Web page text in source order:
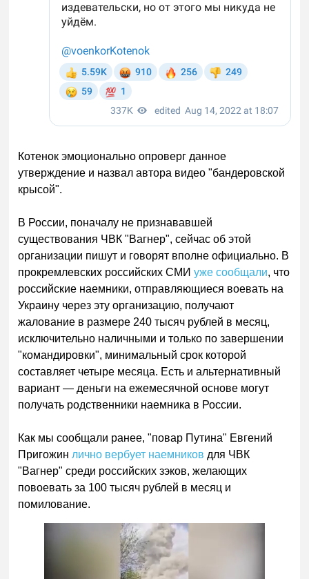
Котенок эмоционально опроверг данное
утверждение и назвал автора видео "бандеровской
крысой".
В России, поначалу не признававшей
существования ЧВК "Вагнер", сейчас об этой
организации пишут и говорят вполне официально. В
прокремлевских российских СМИуже сообщали, что
российские наемники, отправляющиеся воевать на
Украину через эту организацию, получают
жалование в размере 240 тысяч рублей в месяц,
исключительно наличными и только по завершении
"командировки", минимальный срок которой
составляет четыре месяца. Есть и альтернативный
вариант — деньги на ежемесячной основе могут
получать родственники наемника в России.
Как мы сообщали ранее, "повар Путина" Евгений
Пригожин лично вербует наемников для ЧВК
"Вагнер" среди российских зэков, желающих
повоевать за 100 тысяч рублей в месяц и
помилование.